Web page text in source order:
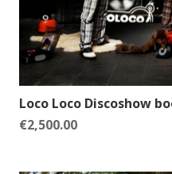
Loco Loco Discoshow
€2,500.00